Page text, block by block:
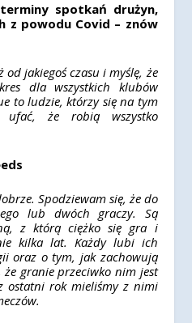
spotkań drużyn,
z powodu Covid – znów
jakiegoś czasu i myślę, że
dla wszystkich klubów
to ludzie, którzy się na tym
że robią wszystko
Spodziewam się, że do
lub dwóch graczy. Są
z którą ciężko się gra i
kilka lat. Każdy lubi ich
oraz o tym, jak zachowują
że ​​granie przeciwko nim jest
ostatni rok mieliśmy z nimi